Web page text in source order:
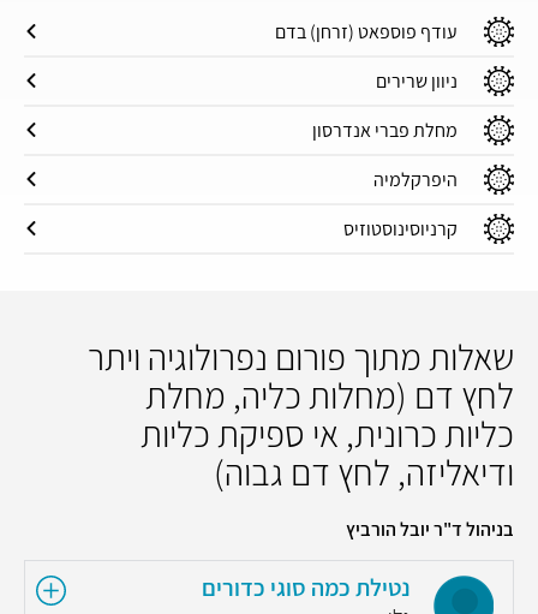
עודף פוספאט (זרחן) בדם
ניוון שרירים
מחלת פברי אנדרסון
היפרקלמיה
קרניוסינוסטוזיס
שאלות מתוך פורום נפרולוגיה ויתר
לחץ דם (מחלות כליה, מחלת
כליות כרונית, אי ספיקת כליות
ודיאליזה, לחץ דם גבוה)
בניהול ד"ר יובל הורביץ
נטילת כמה סוגי כדורים